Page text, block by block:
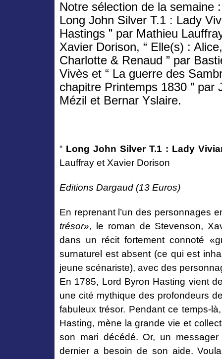
Notre sélection de la semaine :
Long John Silver T.1 : Lady
Hastings ” par Mathieu
Xavier Dorison, “ Elle(s) : Alice,
Charlotte & Renaud ” par
Vivès et “ La guerre des
chapitre Printemps 1830 ” par
Mézil et Bernar Yslaire.
“ Long John Silver T.1 : Lady
Lauffray et Xavier Dorison
Editions Dargaud (13 Euros)
En reprenant l’un des personnages
trésor», le roman de Stevenson,
dans un récit fortement connoté
surnaturel est absent (ce qui est
jeune scénariste), avec des
En 1785, Lord Byron Hasting vient
une cité mythique des profondeurs
fabuleux trésor. Pendant ce temps-
Hasting, mène la grande vie et
son mari décédé. Or, un
dernier a besoin de son aide.